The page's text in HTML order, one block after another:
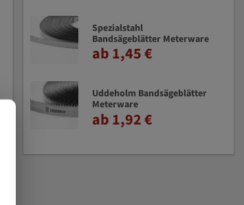
Spezialstahl
Bandsägeblätter Meterware
ab 1,45 €
Uddeholm Bandsägeblätter
Meterware
ab 1,92 €